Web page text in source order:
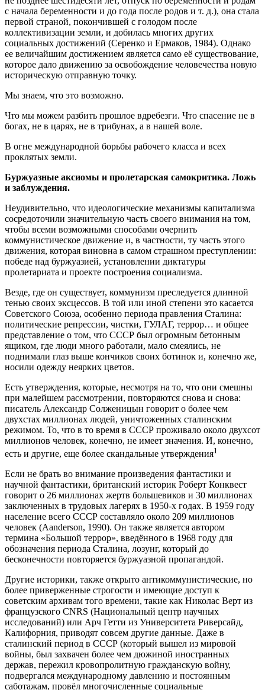
с начала беременности и до года после родов и т. д.), она стала
первой страной, покончившей с голодом после
коллективизации земли, и добилась многих других
социальных достижений (Серенко и Ермаков, 1984). Однако
ее величайшим достижением является само её существование,
которое дало движению за освобождение человечества новую
историческую отправную точку.
Мы знаем, что это возможно.
Что мы можем разбить прошлое вдребезги. Что спасение не в
богах, не в царях, не в трибунах, а в нашей воле.
В огне международной борьбы рабочего класса и всех
проклятых земли.
Буржуазные аксиомы и пролетарская самокритика. Ложь
и заблуждения.
Неудивительно, что идеологические механизмы капитализма
сосредоточили значительную часть своего внимания на том,
чтобы всеми возможными способами очернить
коммунистическое движение и, в частности, ту часть этого
движения, которая виновна в самом страшном преступлении:
победе над буржуазией, установлении диктатуры
пролетариата и проекте построения социализма.
Везде, где он существует, коммунизм преследуется длинной
тенью своих эксцессов. В той или иной степени это касается
Советского Союза, особенно периода правления Сталина:
политические репрессии, чистки, ГУЛАГ, террор… и общее
представление о том, что СССР был огромным бетонным
ящиком, где люди много работали, мало смеялись, не
поднимали глаз выше кончиков своих ботинок и, конечно же,
носили одежду неярких цветов.
Есть утверждения, которые, несмотря на то, что они смешны
при малейшем рассмотрении, повторяются снова и снова:
писатель Александр Солженицын говорит о более чем
двухстах миллионах людей, уничтоженных сталинским
режимом. То, что в то время в СССР проживало около двухсот
миллионов человек, конечно, не имеет значения. И, конечно,
есть и другие, еще более скандальные утверждения1
Если не брать во внимание произведения фантастики и
научной фантастики, британский историк Роберт Конквест
говорит о 26 миллионах жертв большевиков и 30 миллионах
заключенных в трудовых лагерях в 1950-х годах. В 1959 году
население всего СССР составляло около 209 миллионов
человек (Aanderson, 1990). Он также является автором
термина «Большой террор», введённого в 1968 году для
обозначения периода Сталина, лозунг, который до
бесконечности повторяется буржуазной пропагандой.
Другие историки, также открыто антикоммунистические, но
более приверженные строгости и имеющие доступ к
советским архивам того времени, такие как Николас Верт из
французского CNRS (Национальный центр научных
исследований) или Арч Гетти из Университета Риверсайд,
Калифорния, приводят совсем другие данные. Даже в
сталинский период в СССР (который вышел из мировой
войны, был захвачен более чем дюжиной иностранных
держав, пережил кровопролитную гражданскую войну,
подвергался международному давлению и постоянным
саботажам, провёл многочисленные социальные